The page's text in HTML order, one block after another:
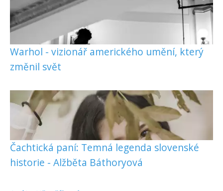
Warhol - vizionář amerického umění, který
změnil svět
Čachtická paní: Temná legenda slovenské
historie - Alžběta Báthoryová